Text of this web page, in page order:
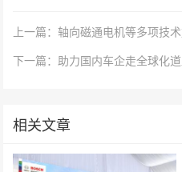
相关文章